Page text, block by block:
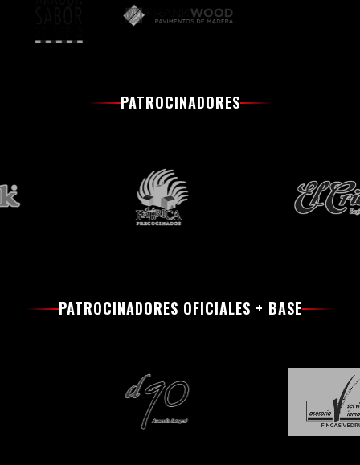
PATROCINADORES
PATROCINADORES OFICIALES + BASE